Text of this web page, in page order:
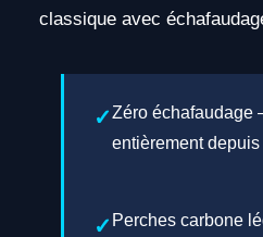
classique avec
Zéro échafaudage
entièrement depuis
Perches carbone